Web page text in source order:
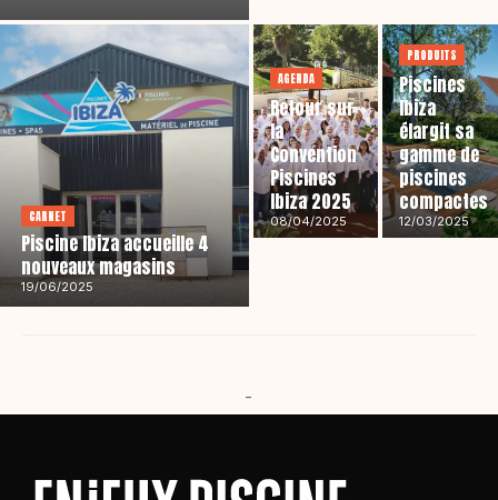
CARNET
Piscine Ibiza accueille 4
nouveaux magasins
19/06/2025
AGENDA
Retour sur
la
Convention
Piscines
Ibiza 2025
08/04/2025
PRODUITS
Piscines
Ibiza
élargit sa
gamme de
piscines
compactes
12/03/2025
-